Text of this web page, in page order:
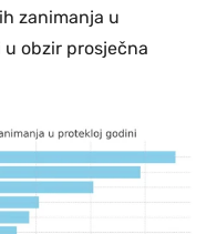
zanimanja u
obzir prosječna